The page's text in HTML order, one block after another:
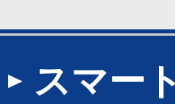
スマー